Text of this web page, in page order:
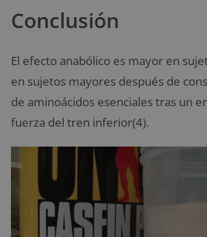
Conclusión
El efecto anabólico es mayor en
en sujetos mayores después de
de aminoácidos esenciales tras un
fuerza del tren inferior(4).